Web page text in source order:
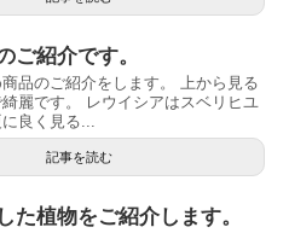
ご紹介です。
品のご紹介をします。 上から見る
麗です。 レウイシアはスベリヒユ
良く見る...
記事を読む
た植物をご紹介します。